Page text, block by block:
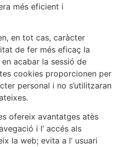
més eficient i
en tot cas, caràcter
de fer més eficaç la
acabar la sessió de
cookies proporcionen per
personal i no s’utilitzaran
ofereix avantatges atès
i l’ accés als
la web; evita a l’ usuari